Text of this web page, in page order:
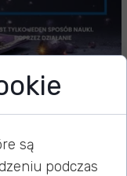
są
podczas